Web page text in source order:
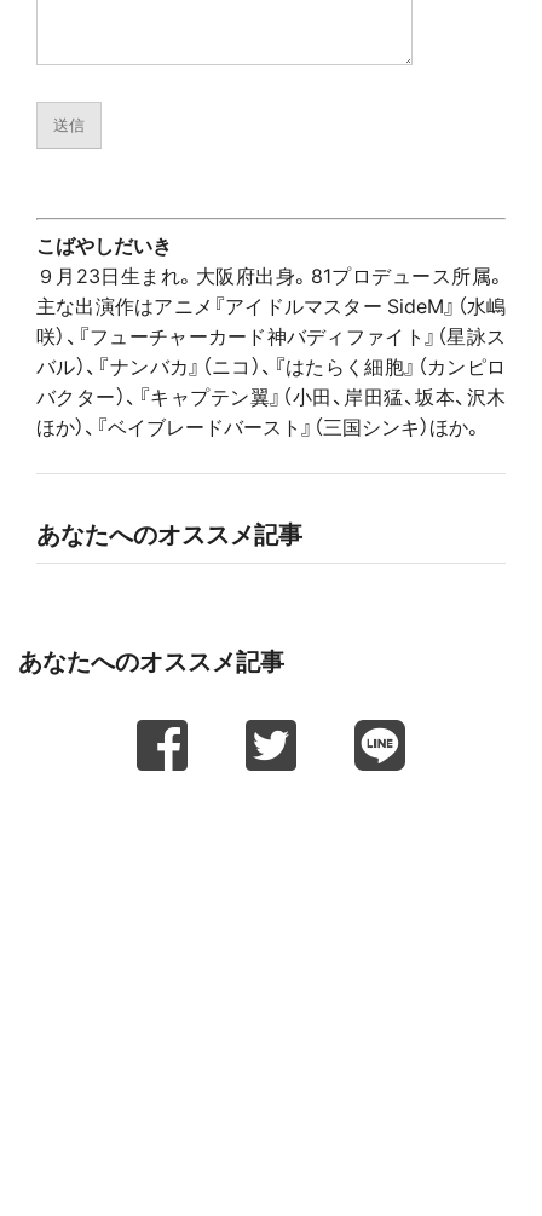
こばやしだいき
９月23日生まれ。大阪府出身。81プロデュース所属。
主な出演作はアニメ『アイドルマスター SideM』（水嶋
咲）、『フューチャーカード神バディファイト』（星詠ス
バル）、『ナンバカ』（ニコ）、『はたらく細胞』（カンピロ
バクター）、『キャプテン翼』（小田、岸田猛、坂本、沢木
ほか）、『ベイブレードバースト』（三国シンキ）ほか。
あなたへのオススメ記事
あなたへのオススメ記事